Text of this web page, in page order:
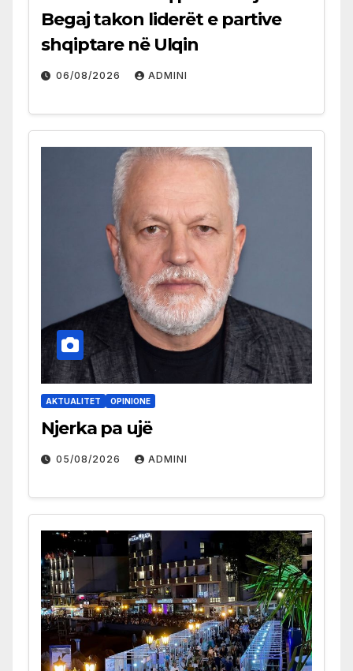
Begaj takon liderët e partive
shqiptare në Ulqin
06/08/2026 ADMINI
AKTUALITET OPINIONE
Njerka pa ujë
05/08/2026 ADMINI